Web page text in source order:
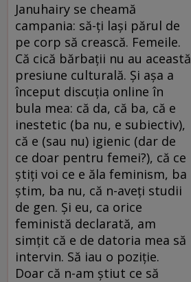
Januhairy se cheamă
campania: să-ți lași părul de
pe corp să crească. Femeile.
Că cică bărbații nu au această
presiune culturală. Și așa a
început discuția online în
bula mea: că da, că ba, că e
inestetic (ba nu, e subiectiv),
că e (sau nu) igienic (dar de
ce doar pentru femei?), că ce
știți voi ce e ăla feminism, ba
știm, ba nu, că n-aveți studii
de gen. Și eu, ca orice
feministă declarată, am
simțit că e de datoria mea să
intervin. Să iau o poziție.
Doar că n-am știut ce să